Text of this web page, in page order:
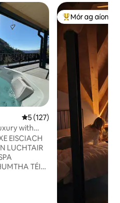
Meánrátáil 5 as 5, 127
5 (127)
with
EISCIACH
LUCHTAIR
TÉITE
An-mhór ag
Mór ag aíonna